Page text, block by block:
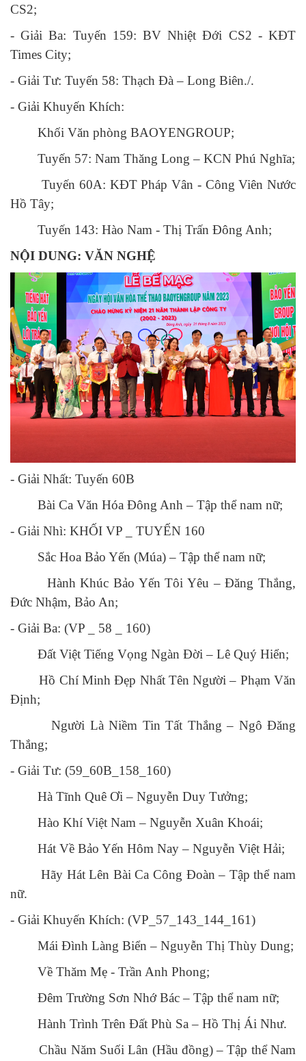
CS2;
- Giải Ba: Tuyến 159: BV Nhiệt Đới CS2 - KĐT
Times City;
- Giải Tư: Tuyến 58: Thạch Đà – Long Biên./.
- Giải Khuyến Khích:
Khối Văn phòng BAOYENGROUP;
Tuyến 57: Nam Thăng Long – KCN Phú Nghĩa;
Tuyến 60A: KĐT Pháp Vân - Công Viên Nước
Hồ Tây;
Tuyến 143: Hào Nam - Thị Trấn Đông Anh;
NỘI DUNG: VĂN NGHỆ
- Giải Nhất: Tuyến 60B
Bài Ca Văn Hóa Đông Anh – Tập thể nam nữ;
- Giải Nhì: KHỐI VP _ TUYẾN 160
Sắc Hoa Bảo Yến (Múa) – Tập thể nam nữ;
Hành Khúc Bảo Yến Tôi Yêu – Đăng Thắng,
Đức Nhậm, Bảo An;
- Giải Ba: (VP _ 58 _ 160)
Đất Việt Tiếng Vọng Ngàn Đời – Lê Quý Hiển;
Hồ Chí Minh Đẹp Nhất Tên Người – Phạm Văn
Định;
Người Là Niềm Tin Tất Thắng – Ngô Đăng
Thắng;
- Giải Tư: (59_60B_158_160)
Hà Tĩnh Quê Ơi – Nguyễn Duy Tưởng;
Hào Khí Việt Nam – Nguyễn Xuân Khoái;
Hát Về Bảo Yến Hôm Nay – Nguyễn Việt Hải;
Hãy Hát Lên Bài Ca Công Đoàn – Tập thể nam
nữ.
- Giải Khuyến Khích: (VP_57_143_144_161)
Mái Đình Làng Biển – Nguyễn Thị Thùy Dung;
Về Thăm Mẹ - Trần Anh Phong;
Đêm Trường Sơn Nhớ Bác – Tập thể nam nữ;
Hành Trình Trên Đất Phù Sa – Hồ Thị Ái Như.
Chầu Năm Suối Lân (Hầu đồng) – Tập thể Nam